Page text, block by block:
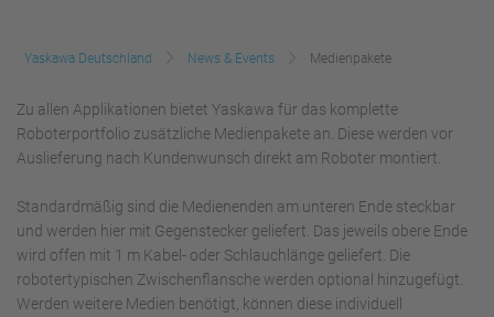
Yaskawa Deutschland News & Events Medienpakete
Zu allen Applikationen bietet Yaskawa für das komplette
Roboterportfolio zusätzliche Medienpakete an. Diese werden vor
Auslieferung nach Kundenwunsch direkt am Roboter montiert.
Standardmäßig sind die Medienenden am unteren Ende steckbar
und werden hier mit Gegenstecker geliefert. Das jeweils obere Ende
wird offen mit 1 m Kabel- oder Schlauchlänge geliefert. Die
robotertypischen Zwischenflansche werden optional hinzugefügt.
Werden weitere Medien benötigt, können diese individuell